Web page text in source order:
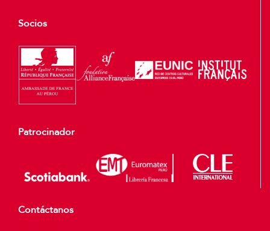
Socios
Patrocinador
Contáctanos